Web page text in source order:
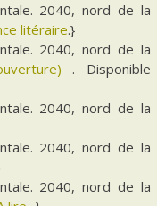
2040, nord de la
litéraire.}
2040, nord de la
. Disponible
2040, nord de la
2040, nord de la
2040, nord de la